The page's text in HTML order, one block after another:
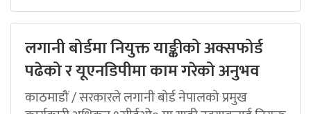
लगानी बोर्डमा नियुक्त याङ्कीको अक्सफोर्ड
पढेको र यूएनडिपीमा काम गरेको अनुभव
काठमाडौं / सरकारले लगानी बोर्ड नेपालको प्रमुख